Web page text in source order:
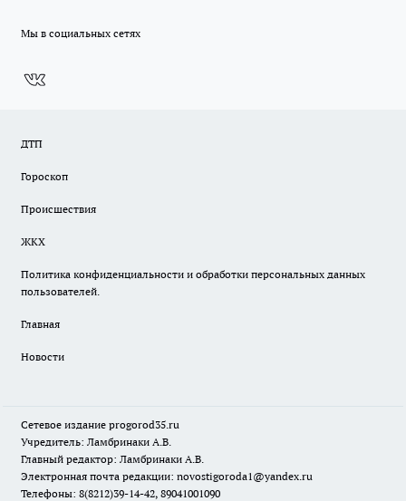
Мы в социальных сетях
ДТП
Гороскоп
Происшествия
ЖКХ
Политика конфиденциальности и обработки персональных данных
пользователей.
Главная
Новости
Сетевое издание progorod35.ru
Учредитель: Ламбринаки А.В.
Главный редактор: Ламбринаки А.В.
Электронная почта редакции: novostigoroda1@yandex.ru
Телефоны: 8(8212)39-14-42, 89041001090